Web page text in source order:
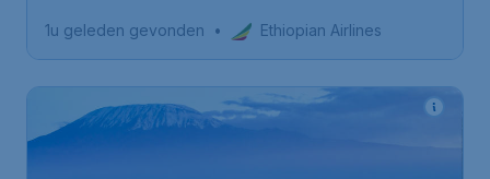
1u geleden gevonden • Ethiopian Airlines